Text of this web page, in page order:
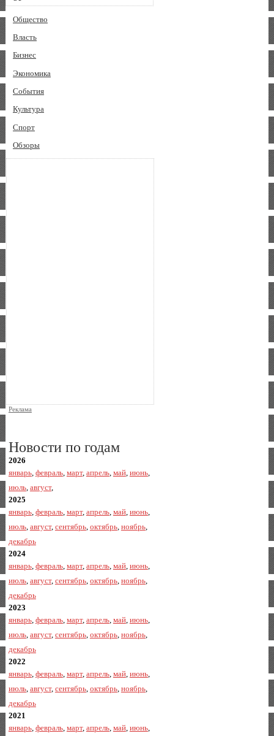
Общество
Власть
Бизнес
Экономика
События
Культура
Спорт
Обзоры
Реклама
Новости по годам
2026
январь, февраль, март, апрель, май, июнь,
июль, август,
2025
январь, февраль, март, апрель, май, июнь,
июль, август, сентябрь, октябрь, ноябрь,
декабрь
2024
январь, февраль, март, апрель, май, июнь,
июль, август, сентябрь, октябрь, ноябрь,
декабрь
2023
январь, февраль, март, апрель, май, июнь,
июль, август, сентябрь, октябрь, ноябрь,
декабрь
2022
январь, февраль, март, апрель, май, июнь,
июль, август, сентябрь, октябрь, ноябрь,
декабрь
2021
январь, февраль, март, апрель, май, июнь,